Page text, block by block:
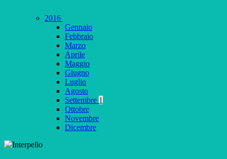
2016
Gennaio
Febbraio
Marzo
Aprile
Maggio
Giugno
Luglio
Agosto
Settembre 1
Ottobre
Novembre
Dicembre